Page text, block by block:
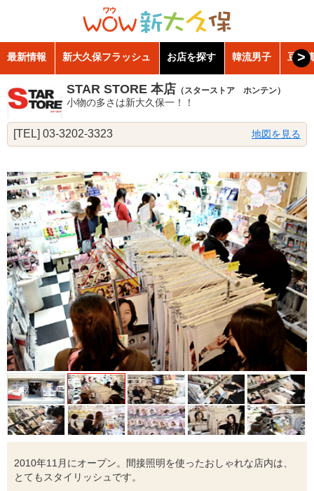
最新情報 新大久保フラッシュ お店を探す 韓流男子 豆知
>
STAR STORE 本店 （スターストア ホンテン）
小物の多さは新大久保一！！
[TEL] 03-3202-3323 地図を見る
2010年11月にオープン。間接照明を使ったおしゃれな店内は、
とてもスタイリッシュです。